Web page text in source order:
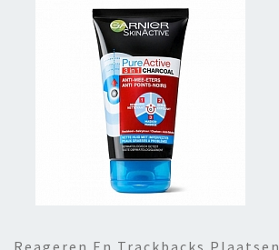
Reageren En Trackbacks